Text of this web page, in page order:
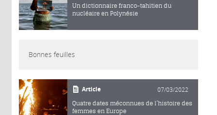
Un dictionnaire franco-tahitien du
nucléaire en Polynésie
Bonnes feuilles
Article 07/03/2022
Quatre dates méconnues de l’histoire des
femmes en Europe